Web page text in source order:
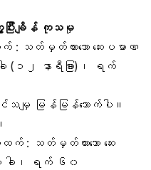
ေ့ပြီးချိန် ကုသမ
တ်မှတ်ထားသော ဆေးပမာဏ
ါ (၁၂ နာရီခြား)၊ ရက်
မျှ မြန်မြန်သောက်ပါ။
သတ်မှတ်ထားသော ဆေး
၁ခါ၊ ရက် ၆၀